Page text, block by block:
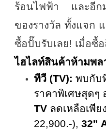
ร้อนไฟฟ้า และอี
ของรางวัล ทั้งแจก
ซื้อปั๊บรับเลย! เมื่อซื้
ไฮไลท์สินค้าห้ามพ
ทีวี (TV): พบกับ
ราคาพิเศษสุดๆ
TV ลดเหลือเพียง
22,900.-), 32"